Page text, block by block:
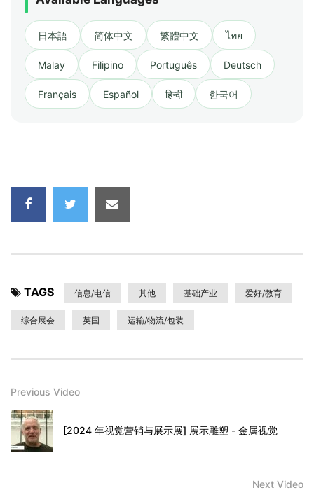
日本語 简体中文 繁體中文 ไทย
Malay Filipino Português Deutsch
Français Español हिन्दी 한국어
TAGS 信息/电信 其他 基础产业 爱好/教育
综合展会 英国 运输/物流/包装
Previous Video
[2024 年视觉营销与展示展] 展示雕塑 - 金属视觉
Next Video